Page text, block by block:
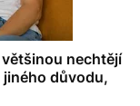
většinou nechtějí
důvodu,